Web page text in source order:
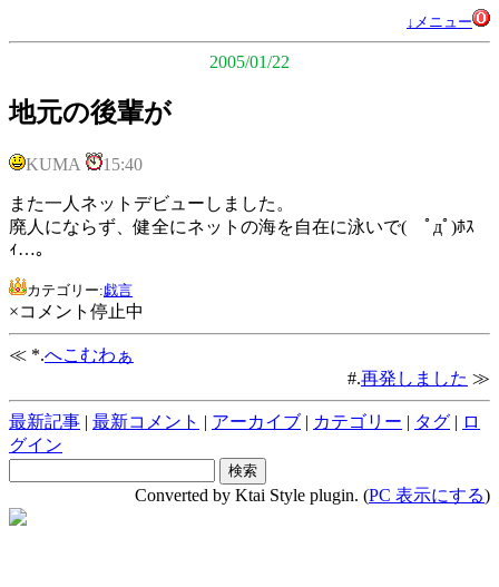
↓メニュー
2005/01/22
地元の後輩が
KUMA 15:40
また一人ネットデビューしました。
廃人にならず、健全にネットの海を自在に泳いで( ﾟдﾟ)ﾎｽ
ｨ…。
カテゴリー:戯言
×コメント停止中
≪ *.へこむわぁ
#.再発しました ≫
最新記事 | 最新コメント | アーカイブ | カテゴリー | タグ | ロ
グイン
Converted by Ktai Style plugin. (PC 表示にする)